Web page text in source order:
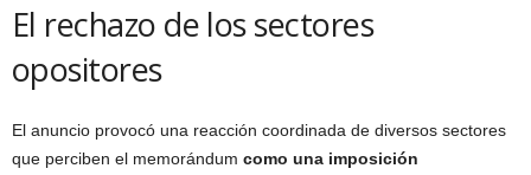
El rechazo de los sectores
opositores
El anuncio provocó una reacción coordinada de diversos sectores
que perciben el memorándum como una imposición